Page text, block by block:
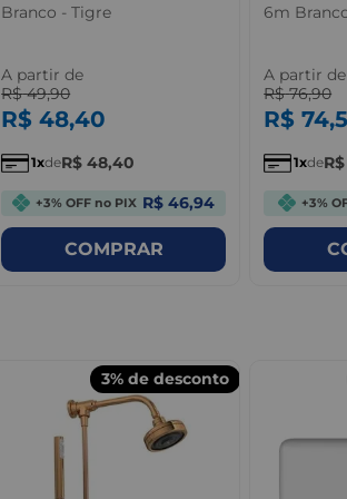
Branco - Tigre
A partir de
R$ 49,90
R$ 48,40
1 deR$ 48,40
+3% OFF no PIX R$ 46,94
COMPRAR
6m
A partir de
R$ 76,90
R$ 74,
1 deR$
+3%
3%de desconto